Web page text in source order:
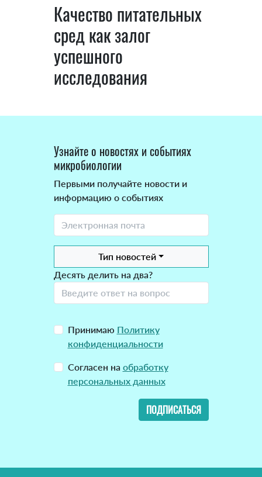
Качество питательных
сред как залог
успешного
исследования
Узнайте о новостях и событиях
микробиологии
Первыми получайте новости и
информацию о событиях
Тип новостей
Десять делить на два?
Принимаю Политику
конфиденциальности
Согласен на обработку
персональных данных
ПОДПИСАТЬСЯ